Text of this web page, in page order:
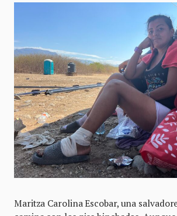
Maritza Carolina Escobar, una